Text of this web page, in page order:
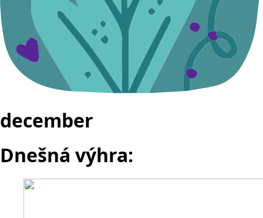
december
Dnešná výhra: